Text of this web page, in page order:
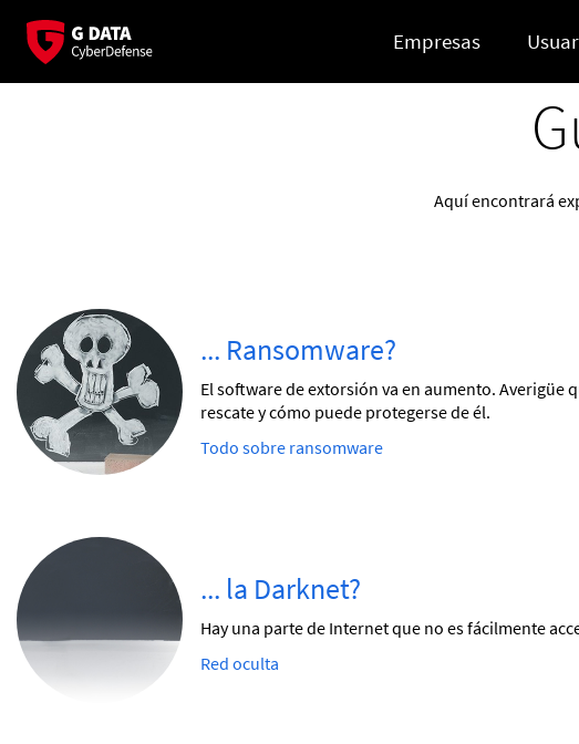
Empresas
Aquí encontrará
... Ransomware?
El software de extorsión va en aumento. Averigüe
rescate y cómo puede protegerse de él.
Todo sobre ransomware
... la Darknet?
Hay una parte de Internet que no es fácilmente
Red oculta